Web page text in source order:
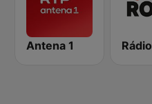
Antena 1